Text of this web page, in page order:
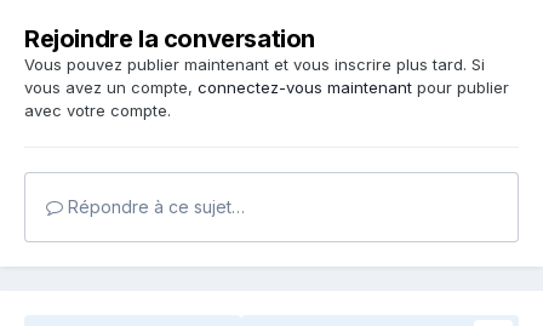
Rejoindre la conversation
Vous pouvez publier maintenant et vous inscrire plus tard. Si
vous avez un compte, connectez-vous maintenant pour publier
avec votre compte.
Répondre à ce sujet…